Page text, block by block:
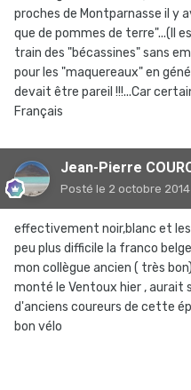
proches de Montparnasse il y
que de pommes de terre"...(Il
train des "bécassines" sans
pour les "maquereaux" en
devait être pareil !!!...Car
Français
Jean-Pierre
Posté le 2 octobre 2014
effectivement noir,blanc et
peu plus difficile la franco belge
mon collègue ancien ( très
monté le Ventoux hier , aurait
d'anciens coureurs de cette
bon vélo